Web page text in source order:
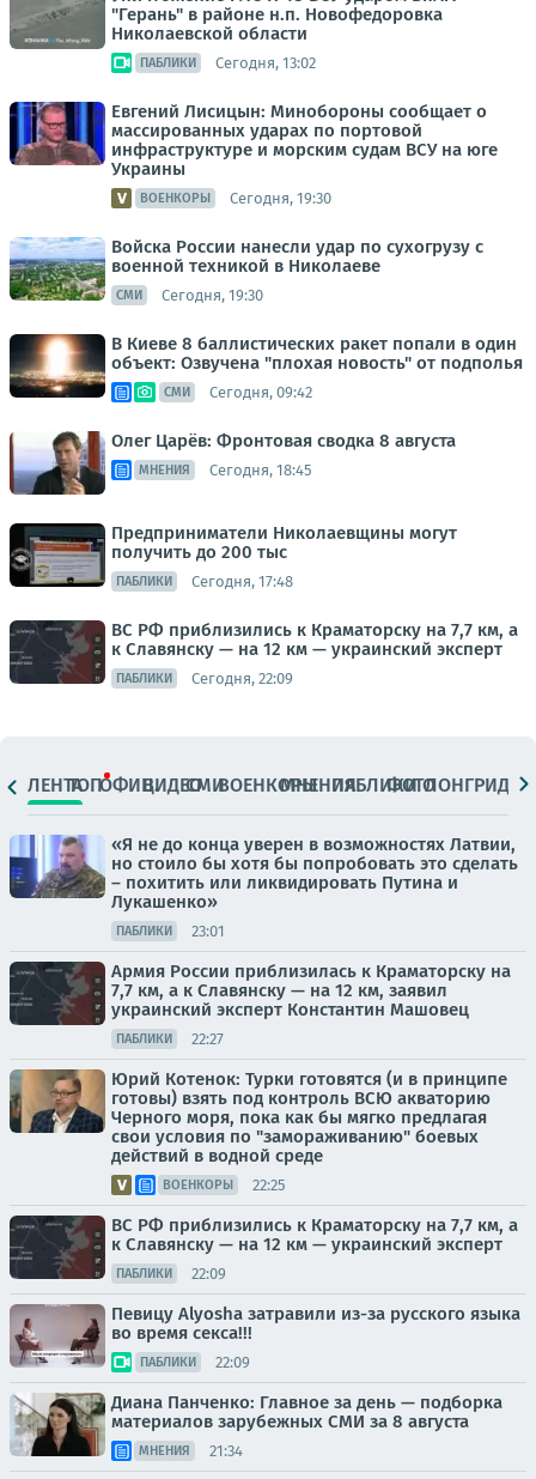
"Герань" в районе н.п. Новофедоровка
Николаевской области
ПАБЛИКИ Сегодня, 13:02
Евгений Лисицын: Минобороны сообщает о
массированных ударах по портовой
инфраструктуре и морским судам ВСУ на юге
Украины
ВОЕНКОРЫ Сегодня, 19:30
Войска России нанесли удар по сухогрузу с
военной техникой в Николаеве
СМИ Сегодня, 19:30
В Киеве 8 баллистических ракет попали в один
объект: Озвучена "плохая новость" от подполья
СМИ Сегодня, 09:42
Олег Царёв: Фронтовая сводка 8 августа
МНЕНИЯ Сегодня, 18:45
Предприниматели Николаевщины могут
получить до 200 тыс
ПАБЛИКИ Сегодня, 17:48
ВС РФ приблизились к Краматорску на 7,7 км, а
к Славянску — на 12 км — украинский эксперт
ПАБЛИКИ Сегодня, 22:09
ЛЕНТАТОПОФИЦ.ВИДЕОСМИВОЕНКОРЫМНЕНИЯПАБЛИКИ
ФОТОЛОНГРИДЫ
«Я не до конца уверен в возможностях Латвии,
но стоило бы хотя бы попробовать это сделать
– похитить или ликвидировать Путина и
Лукашенко»
ПАБЛИКИ 23:01
Армия России приблизилась к Краматорску на
7,7 км, а к Славянску — на 12 км, заявил
украинский эксперт Константин Машовец
ПАБЛИКИ 22:27
Юрий Котенок: Турки готовятся (и в принципе
готовы) взять под контроль ВСЮ акваторию
Черного моря, пока как бы мягко предлагая
свои условия по "замораживанию" боевых
действий в водной среде
ВОЕНКОРЫ 22:25
ВС РФ приблизились к Краматорску на 7,7 км, а
к Славянску — на 12 км — украинский эксперт
ПАБЛИКИ 22:09
Певицу Alyosha затравили из-за русского языка
во время секса!!!
ПАБЛИКИ 22:09
Диана Панченко: Главное за день — подборка
материалов зарубежных СМИ за 8 августа
МНЕНИЯ 21:34